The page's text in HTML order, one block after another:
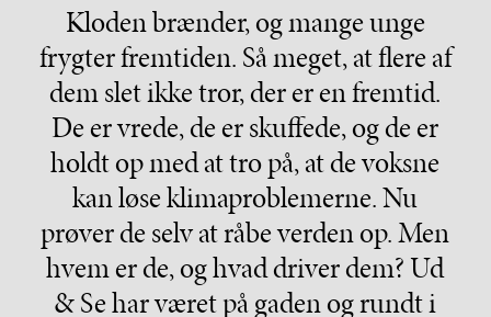
Kloden brænder, og mange unge
frygter fremtiden. Så meget, at flere af
dem slet ikke tror, der er en fremtid.
De er vrede, de er skuffede, og de er
holdt op med at tro på, at de voksne
kan løse klimaproblemerne. Nu
prøver de selv at råbe verden op. Men
hvem er de, og hvad driver dem? Ud
& Se har været på gaden og rundt i